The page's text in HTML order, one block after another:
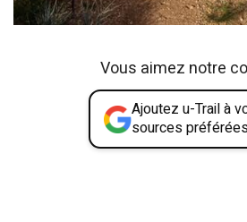
Vous aimez notre
Ajoutez u-Trail à
sources